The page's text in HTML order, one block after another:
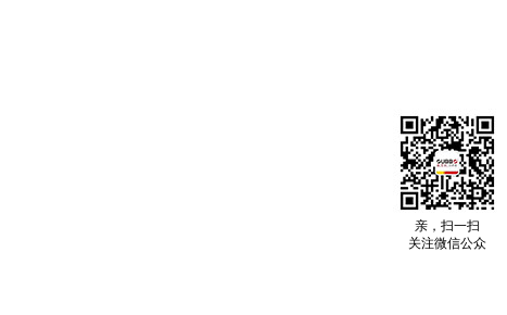
亲，扫一扫
关注微信公众